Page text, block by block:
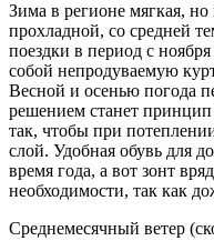
Зима в регионе мягкая,
прохладной, со средней
поездки в период с
собой непродуваемую
Весной и осенью погода
решением станет
так, чтобы при
слой. Удобная обувь для
время года, а вот зонт
необходимости, так как
Среднемесячный ветер